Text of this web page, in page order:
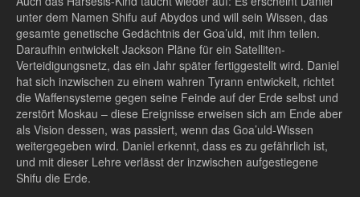
unter dem Namen Shifu auf Abydos und will sein Wissen, das
gesamte genetische Gedächtnis der Goa’uld, mit ihm teilen.
Daraufhin entwickelt Jackson Pläne für ein Satelliten-
Verteidigungsnetz, das ein Jahr später fertiggestellt wird. Daniel
hat sich inzwischen zu einem wahren Tyrann entwickelt, richtet
die Waffensysteme gegen seine Feinde auf der Erde selbst und
zerstört Moskau – diese Ereignisse erweisen sich am Ende aber
als Vision dessen, was passiert, wenn das Goa’uld-Wissen
weitergegeben wird. Daniel erkennt, dass es zu gefährlich ist,
und mit dieser Lehre verlässt der inzwischen aufgestiegene
Shifu die Erde.